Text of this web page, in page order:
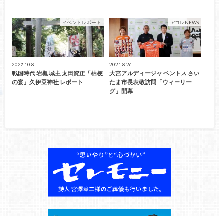
イベントレポート
2022.10.8
戦国時代 岩槻 城主 太田資正「桔梗
の宴」久伊豆神社 レポート
アコレNEWS
2021.8.26
大宮アルディージャ ベントス さい
たま市長表敬訪問「ウィーリー
グ」開幕